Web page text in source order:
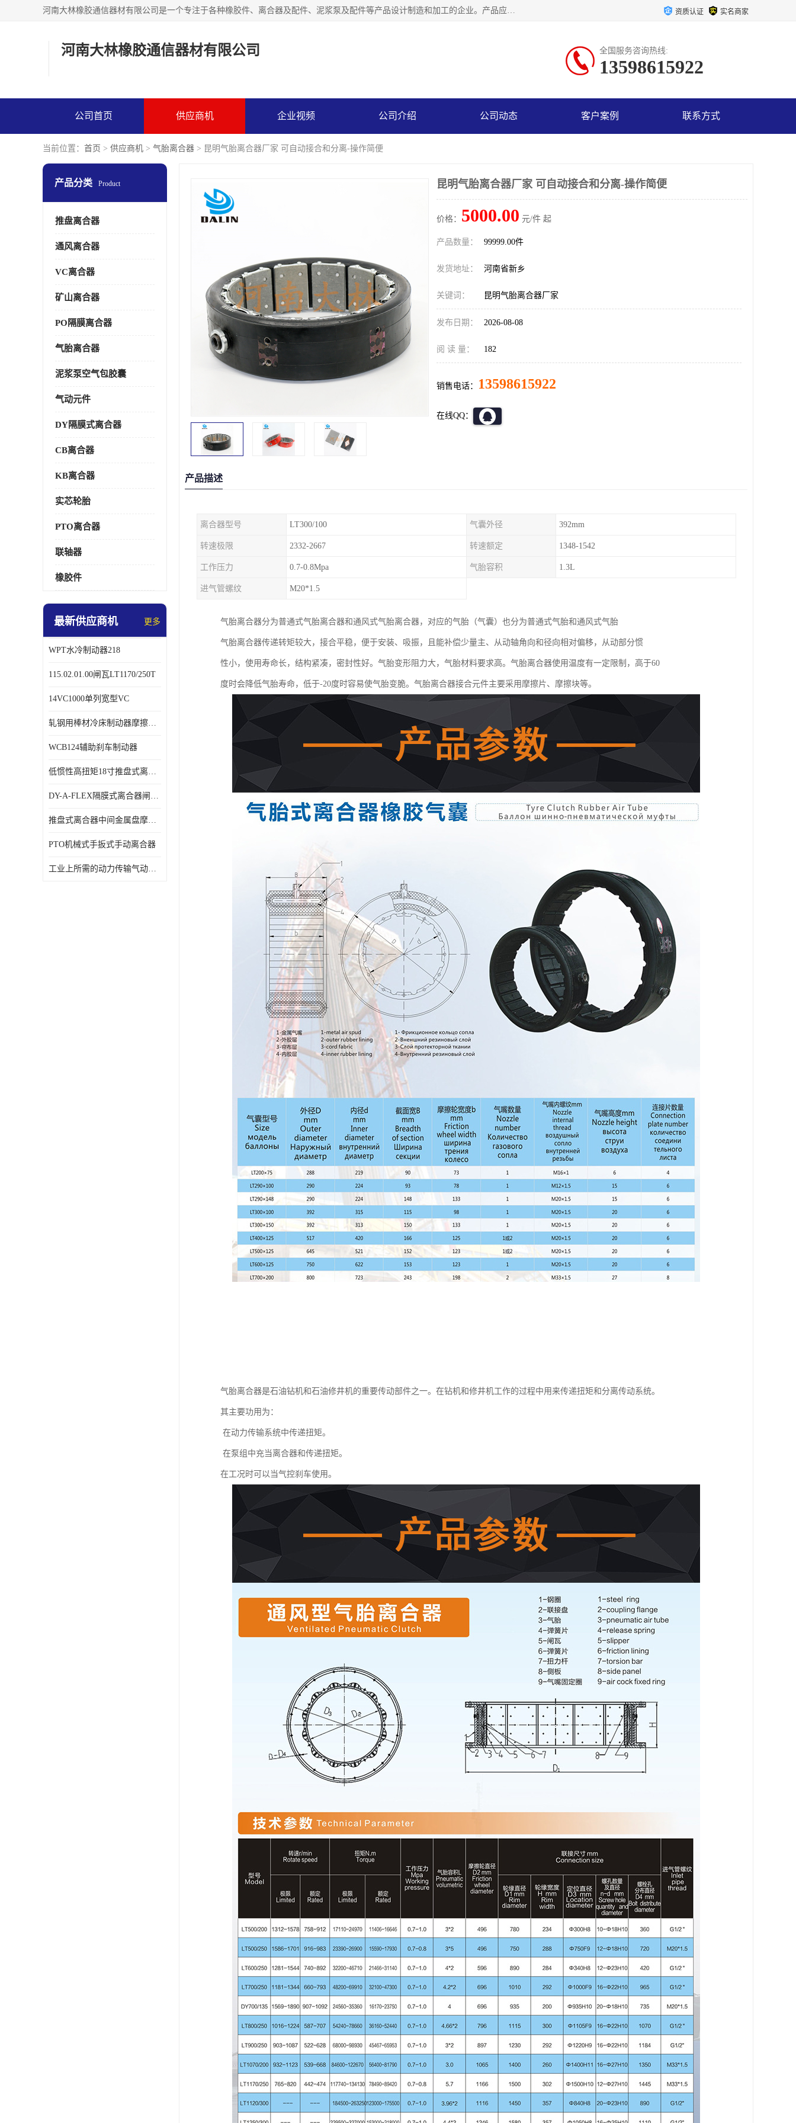
河南大林橡胶通信器材有限公司是一个专注于各种橡胶件、离合器及配件、泥浆泵及配件等产品设计制造和加工的企业。产品应用于矿山、冶金、石油、钢铁、化工、水泥、船舶、造纸、通用机械等各种大功率机械传动或制动装置。 资质认证 实名商家
河南大林橡胶通信器材有限公司 全国服务咨询热线:
13598615922
公司首页 供应商机 企业视频 公司介绍 公司动态 客户案例 联系方式
当前位置： 首页 > 供应商机 > 气胎离合器 > 昆明气胎离合器厂家 可自动接合和分离-操作简便
产品分类 Product
推盘离合器
通风离合器
VC离合器
矿山离合器
PO隔膜离合器
气胎离合器
泥浆泵空气包胶囊
气动元件
DY隔膜式离合器
CB离合器
KB离合器
实芯轮胎
PTO离合器
联轴器
橡胶件
最新供应商机 更多
WPT水冷制动器218
115.02.01.00闸瓦LT1170/250T
14VC1000单列宽型VC
轧钢用棒材冷床制动器摩擦片218
WCB124辅助刹车制动器
低惯性高扭矩18寸推盘式离合器中心盘齿盘W18-11-101
DY-A-FLEX隔膜式离合器闸瓦总成7015125A
推盘式离合器中间金属盘摩擦盘18寸
PTO机械式手扳式手动离合器
工业上所需的动力传输气动离合器WCB424
昆明气胎离合器厂家 可自动接合和分离-操作简便
价格： 5000.00 元/件 起
产品数量： 99999.00件
发货地址： 河南省新乡
关键词： 昆明气胎离合器厂家
发布日期： 2026-08-08
阅 读 量： 182
销售电话： 13598615922
在线QQ：
产品描述
离合器型号 LT300/100 气囊外径 392mm
转速极限 2332-2667 转速额定 1348-1542
工作压力 0.7-0.8Mpa 气胎容积 1.3L
进气管螺纹 M20*1.5
气胎离合器分为普通式气胎离合器和通风式气胎离合器，对应的气胎（气囊）也分为普通式气胎和通风式气胎
气胎离合器传递转矩较大，接合平稳，便于安装、吸振，且能补偿少量主、从动轴角向和径向相对偏移，从动部分惯
性小，使用寿命长，结构紧凑，密封性好。气胎变形阻力大，气胎材料要求高。气胎离合器使用温度有一定限制，高于60
度时会降低气胎寿命，低于-20度时容易使气胎变脆。气胎离合器接合元件主要采用摩擦片、摩擦块等。
气胎离合器是石油钻机和石油修井机的重要传动部件之一。在钻机和修井机工作的过程中用来传递扭矩和分离传动系统。
其主要功用为：
在动力传输系统中传递扭矩。
在泵组中充当离合器和传递扭矩。
在工况时可以当气控刹车使用。